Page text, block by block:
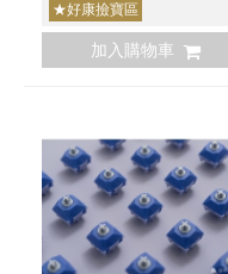
★好康撿寶區
加入購物車